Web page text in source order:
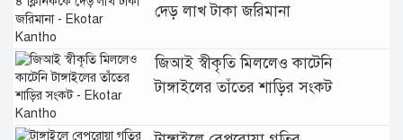
দেড় লাখ টাকা জরিমানা
জিআই স্বীকৃতি মিললেও কাটেনি
টাঙ্গাইলের তাঁতের শাড়ির সংকট